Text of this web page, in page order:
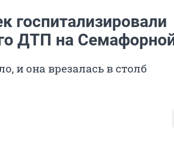
госпитализировали
ДТП на
и она врезалась в столб